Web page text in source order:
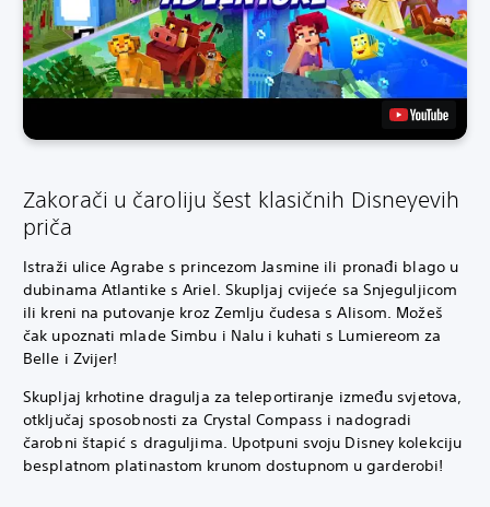
Zakorači u čaroliju šest klasičnih Disneyevih
priča
Istraži ulice Agrabe s princezom Jasmine ili pronađi blago u
dubinama Atlantike s Ariel. Skupljaj cvijeće sa Snjeguljicom
ili kreni na putovanje kroz Zemlju čudesa s Alisom. Možeš
čak upoznati mlade Simbu i Nalu i kuhati s Lumiereom za
Belle i Zvijer!
Skupljaj krhotine dragulja za teleportiranje između svjetova,
otključaj sposobnosti za Crystal Compass i nadogradi
čarobni štapić s draguljima. Upotpuni svoju Disney kolekciju
besplatnom platinastom krunom dostupnom u garderobi!